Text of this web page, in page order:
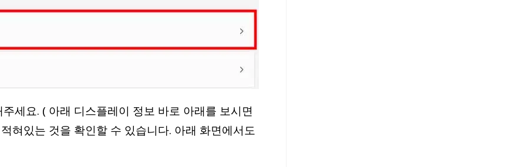
세요. ( 아래 디스플레이 정보 바로 아래를 보시면
혀있는 것을 확인할 수 있습니다. 아래 화면에서도